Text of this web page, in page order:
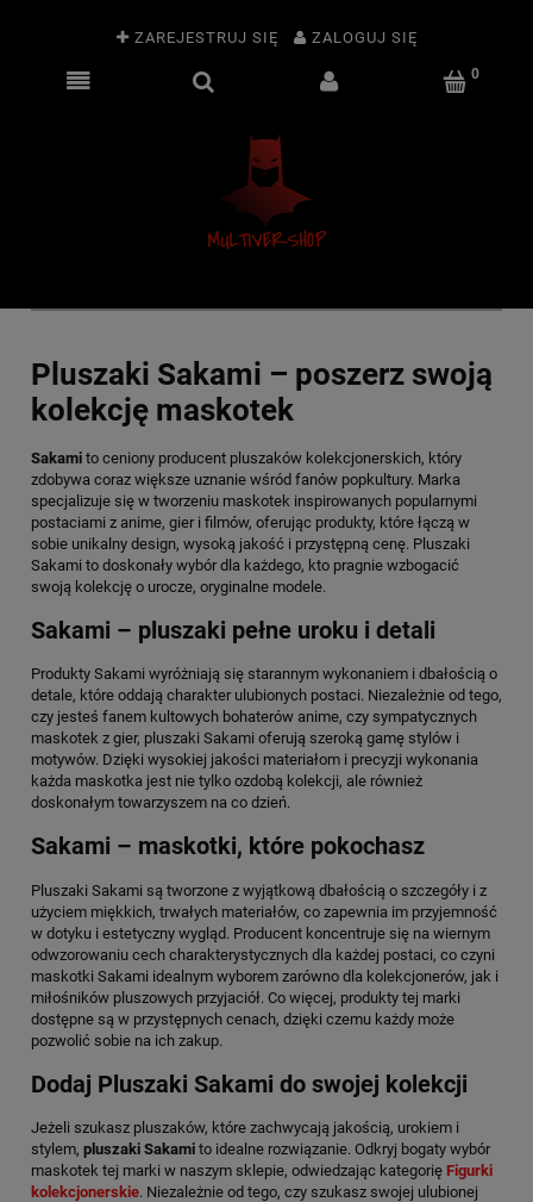
ZAREJESTRUJ SIĘ ZALOGUJ SIĘ
Pluszaki Sakami – poszerz swoją
kolekcję maskotek
Sakami to ceniony producent pluszaków kolekcjonerskich, który
zdobywa coraz większe uznanie wśród fanów popkultury. Marka
specjalizuje się w tworzeniu maskotek inspirowanych popularnymi
postaciami z anime, gier i filmów, oferując produkty, które łączą w
sobie unikalny design, wysoką jakość i przystępną cenę. Pluszaki
Sakami to doskonały wybór dla każdego, kto pragnie wzbogacić
swoją kolekcję o urocze, oryginalne modele.
Sakami – pluszaki pełne uroku i detali
Produkty Sakami wyróżniają się starannym wykonaniem i dbałością o
detale, które oddają charakter ulubionych postaci. Niezależnie od tego,
czy jesteś fanem kultowych bohaterów anime, czy sympatycznych
maskotek z gier, pluszaki Sakami oferują szeroką gamę stylów i
motywów. Dzięki wysokiej jakości materiałom i precyzji wykonania
każda maskotka jest nie tylko ozdobą kolekcji, ale również
doskonałym towarzyszem na co dzień.
Sakami – maskotki, które pokochasz
Pluszaki Sakami są tworzone z wyjątkową dbałością o szczegóły i z
użyciem miękkich, trwałych materiałów, co zapewnia im przyjemność
w dotyku i estetyczny wygląd. Producent koncentruje się na wiernym
odwzorowaniu cech charakterystycznych dla każdej postaci, co czyni
maskotki Sakami idealnym wyborem zarówno dla kolekcjonerów, jak i
miłośników pluszowych przyjaciół. Co więcej, produkty tej marki
dostępne są w przystępnych cenach, dzięki czemu każdy może
pozwolić sobie na ich zakup.
Dodaj Pluszaki Sakami do swojej kolekcji
Jeżeli szukasz pluszaków, które zachwycają jakością, urokiem i
stylem, pluszaki Sakami to idealne rozwiązanie. Odkryj bogaty wybór
maskotek tej marki w naszym sklepie, odwiedzając kategorię Figurki
kolekcjonerskie. Niezależnie od tego, czy szukasz swojej ulubionej